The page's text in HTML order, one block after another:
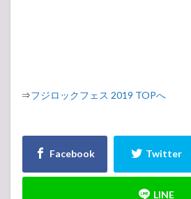
⇒フジロックフェス 2019 TOPへ